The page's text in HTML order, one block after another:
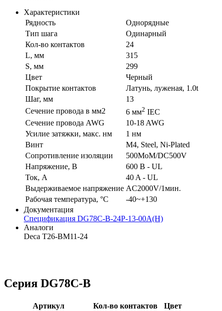
Характеристики
Рядность
Однорядные
Тип шага
Одинарный
Кол-во контактов
24
L, мм
315
S, мм
299
Цвет
Черный
Покрытие контактов
Латунь, луженая, 1.0t
Шаг, мм
13
Сечение провода в мм2
6 мм2 IEC
Сечение провода AWG
10-18 AWG
Усилие затяжки, макс. нм
1 нм
Винт
M4, Steel, Ni-Plated
Сопротивление изоляции
500MoM/DC500V
Напряжение, В
600 В - UL
Ток, А
40 A - UL
Выдерживаемое напряжение AC2000V/1мин.
Рабочая температура, °C
-40~+130
Документация
Спецификация DG78C-B-24P-13-00A(H)
Аналоги
Deca T26-BM11-24
Серия DG78C-B
Артикул Кол-во контактов Цвет